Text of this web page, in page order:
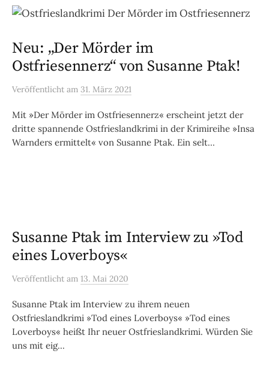
Neu: „Der Mörder im
Ostfriesennerz“ von Susanne Ptak!
Veröffentlicht am 31. März 2021
Mit »Der Mörder im Ostfriesennerz« erscheint jetzt der
dritte spannende Ostfrieslandkrimi in der Krimireihe »Insa
Warnders ermittelt« von Susanne Ptak. Ein selt...
Susanne Ptak im Interview zu »Tod
eines Loverboys«
Veröffentlicht am 13. Mai 2020
Susanne Ptak im Interview zu ihrem neuen
Ostfrieslandkrimi »Tod eines Loverboys« »Tod eines
Loverboys« heißt Ihr neuer Ostfrieslandkrimi. Würden Sie
uns mit eig...